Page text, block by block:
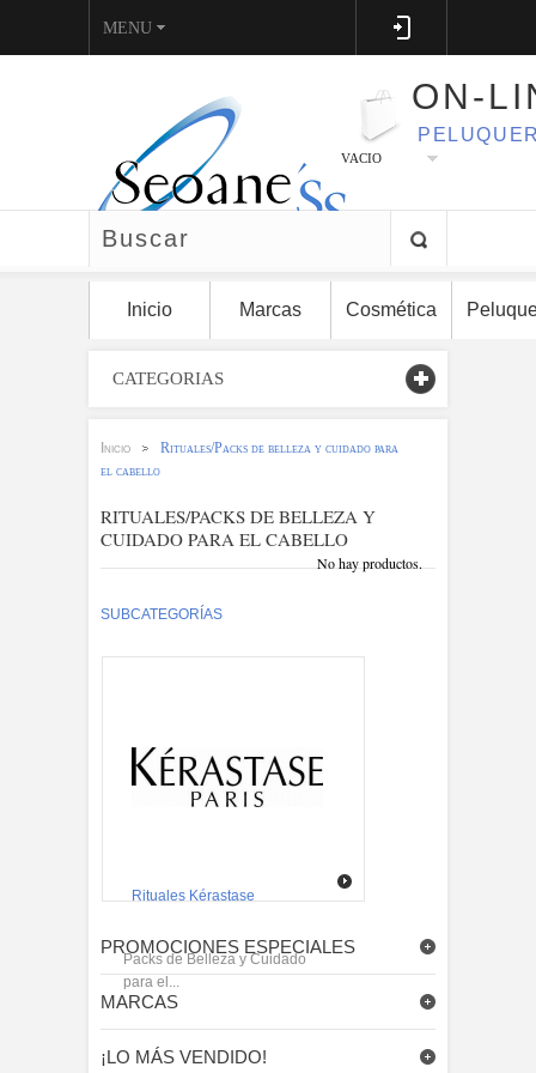
ON-
MENU
VACIO
Inicio Marcas Cosmética
CATEGORIAS
Inicio
Rituales/Packs de belleza y cuidado para
el cabello
RITUALES/PACKS DE BELLEZA Y
CUIDADO PARA EL CABELLO
No hay productos.
SUBCATEGORÍAS
Rituales Kérastase
Packs de Belleza y Cuidado
para el...
PROMOCIONES ESPECIALES
MARCAS
¡LO MÁS VENDIDO!